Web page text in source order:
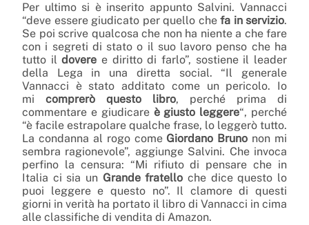
Per ultimo si è inserito appunto Salvini. Vannacci
“deve essere giudicato per quello che fa in servizio.
Se poi scrive qualcosa che non ha niente a che fare
con i segreti di stato o il suo lavoro penso che ha
tutto ildovere e diritto di farlo”, sostiene il leader
della Lega in una diretta social. “Il generale
Vannacci è stato additato come un pericolo. Io
mi comprerò questo libro, perché prima di
commentare e giudicareè giusto leggere“, perché
“è facile estrapolare qualche frase, lo leggerò tutto.
La condanna al rogo come Giordano Bruno non mi
sembra ragionevole”, aggiunge Salvini. Che invoca
perfino la censura: “Mi rifiuto di pensare che in
Italia ci sia un Grande fratello che dice questo lo
puoi leggere e questo no”. Il clamore di questi
giorni in verità ha portato il libro di Vannacci in cima
alle classifiche di vendita di Amazon.